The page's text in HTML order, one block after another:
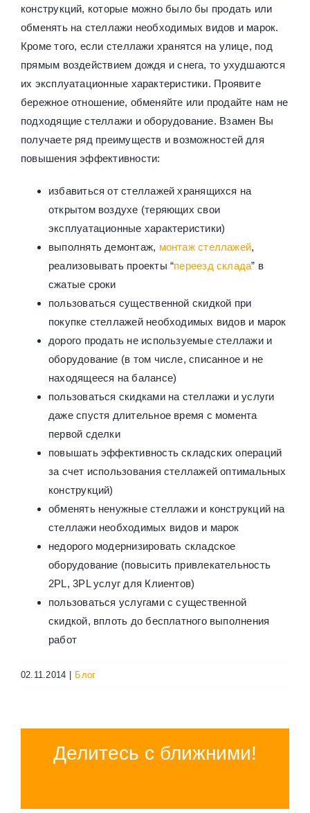
конструкций, которые можно было бы продать или
обменять на стеллажи необходимых видов и марок.
Кроме того, если стеллажи хранятся на улице, под
прямым воздействием дождя и снега, то ухудшаются
их эксплуатационные характеристики. Проявите
бережное отношение, обменяйте или продайте нам не
подходящие стеллажи и оборудование. Взамен Вы
получаете ряд преимуществ и возможностей для
повышения эффективности:
избавиться от стеллажей хранящихся на
открытом воздухе (теряющих свои
эксплуатационные характеристики)
выполнять демонтаж, монтаж стеллажей,
реализовывать проекты “переезд склада” в
сжатые сроки
пользоваться существенной скидкой при
покупке стеллажей необходимых видов и марок
дорого продать не используемые стеллажи и
оборудование (в том числе, списанное и не
находящееся на балансе)
пользоваться скидками на стеллажи и услуги
даже спустя длительное время с момента
первой сделки
повышать эффективность складских операций
за счет использования стеллажей оптимальных
конструкций)
обменять ненужные стеллажи и конструкций на
стеллажи необходимых видов и марок
недорого модернизировать складское
оборудование (повысить привлекательность
2PL, 3PL услуг для Клиентов)
пользоваться услугами с существенной
скидкой, вплоть до бесплатного выполнения
работ
02.11.2014 Блог
Делитесь с ближними!